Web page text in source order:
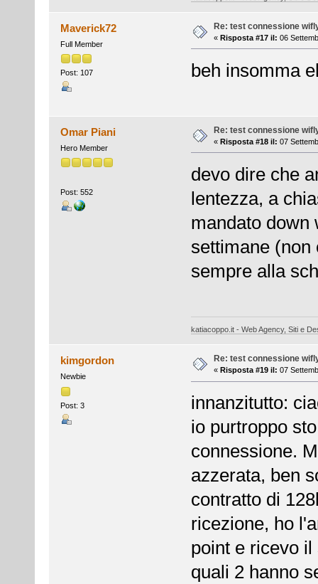
Maverick72
Full Member
Post: 107
Re: test connessione
« Risposta #17 il: 06
beh insomma
Omar Piani
Hero Member
Post: 552
Re: test connessione
« Risposta #18 il: 07
devo dire che
lentezza, a
mandato down
settimane
sempre alla
katiacoppo.it - Web Agency, Siti e
kimgordon
Newbie
Post: 3
Re: test connessione
« Risposta #19 il: 07
innanzitutto:
io purtroppo
connessione.
azzerata, ben
contratto di
ricezione, ho
point e ricevo
quali 2 hanno